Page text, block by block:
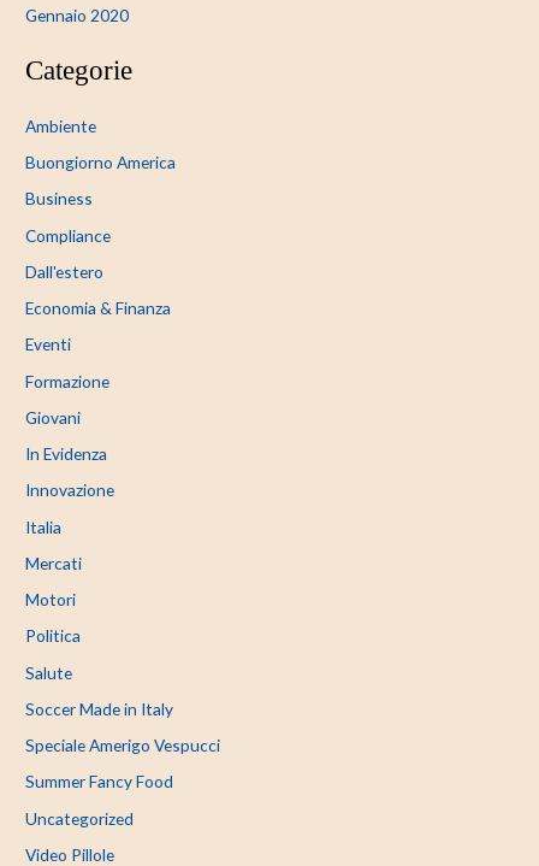
Gennaio 2020
Categorie
Ambiente
Buongiorno America
Business
Compliance
Dall'estero
Economia & Finanza
Eventi
Formazione
Giovani
In Evidenza
Innovazione
Italia
Mercati
Motori
Politica
Salute
Soccer Made in Italy
Speciale Amerigo Vespucci
Summer Fancy Food
Uncategorized
Video Pillole